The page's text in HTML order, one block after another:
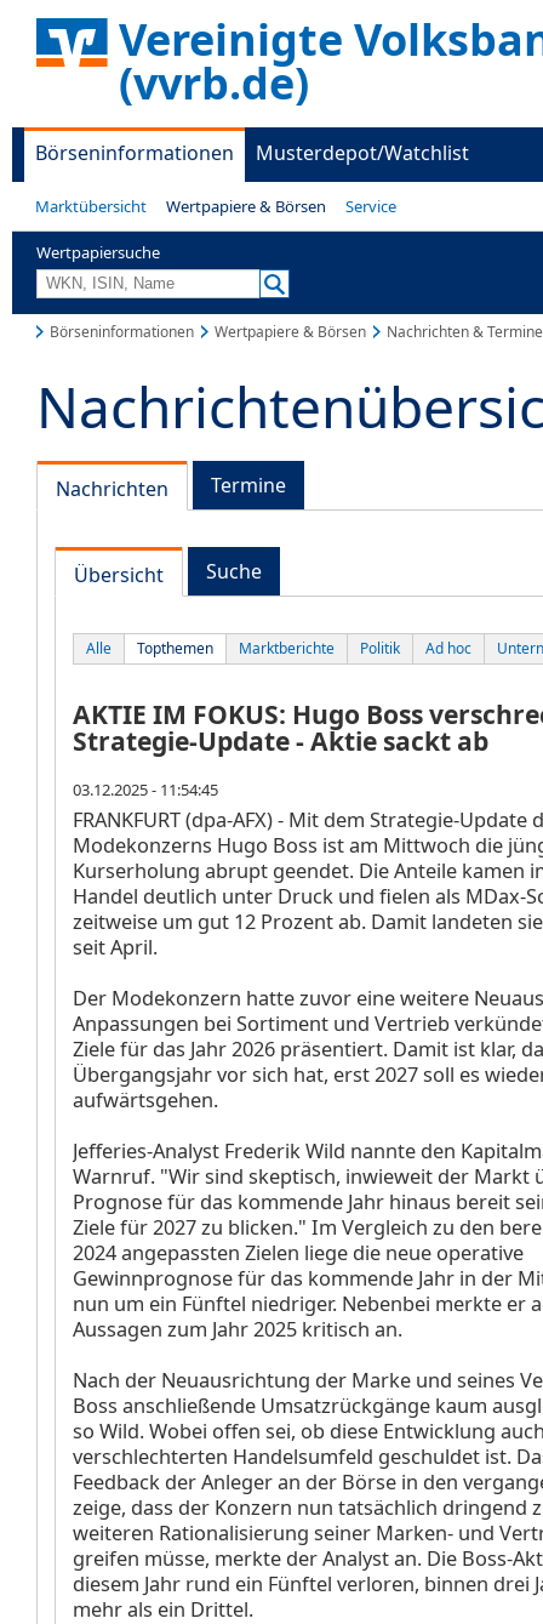
Vereinigte
(vvrb.de)
Börseninformationen Musterdepot/Watchlist
Marktübersicht Wertpapiere & Börsen Service
Wertpapiersuche
Börseninformationen Wertpapiere & Börsen Nachrichten & Termine
Nachrichten Termine
Übersicht Suche
Alle Topthemen Marktberichte Politik Ad hoc
AKTIE IM FOKUS: Hugo Boss
Strategie-Update - Aktie sackt ab
03.12.2025 - 11:54:45
FRANKFURT (dpa-AFX) - Mit dem Strategie-Update
Modekonzerns Hugo Boss ist am Mittwoch die
Kurserholung abrupt geendet. Die Anteile kamen
Handel deutlich unter Druck und fielen als MDax-
zeitweise um gut 12 Prozent ab. Damit landeten
seit April.
Der Modekonzern hatte zuvor eine weitere
Anpassungen bei Sortiment und Vertrieb
Ziele für das Jahr 2026 präsentiert. Damit ist klar,
Übergangsjahr vor sich hat, erst 2027 soll es
aufwärtsgehen.
Jefferies-Analyst Frederik Wild nannte den
Warnruf. "Wir sind skeptisch, inwieweit der Markt
Prognose für das kommende Jahr hinaus bereit
Ziele für 2027 zu blicken." Im Vergleich zu den
2024 angepassten Zielen liege die neue operative
Gewinnprognose für das kommende Jahr in der
nun um ein Fünftel niedriger. Nebenbei merkte er
Aussagen zum Jahr 2025 kritisch an.
Nach der Neuausrichtung der Marke und seines
Boss anschließende Umsatzrückgänge kaum
so Wild. Wobei offen sei, ob diese Entwicklung
verschlechterten Handelsumfeld geschuldet ist.
Feedback der Anleger an der Börse in den
zeige, dass der Konzern nun tatsächlich dringend
weiteren Rationalisierung seiner Marken- und
greifen müsse, merkte der Analyst an. Die Boss-
diesem Jahr rund ein Fünftel verloren, binnen drei
mehr als ein Drittel.